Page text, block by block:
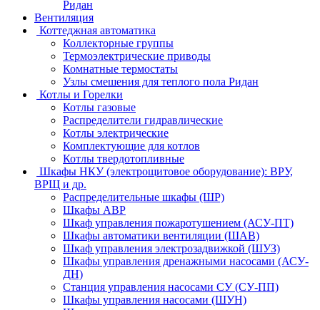
Ридан
Вентиляция
Коттеджная автоматика
Коллекторные группы
Термоэлектрические приводы
Комнатные термостаты
Узлы смешения для теплого пола Ридан
Котлы и Горелки
Котлы газовые
Распределители гидравлические
Котлы электрические
Комплектующие для котлов
Котлы твердотопливные
Шкафы НКУ (электрощитовое оборудование): ВРУ,
ВРЩ и др.
Распределительные шкафы (ШР)
Шкафы АВР
Шкаф управления пожаротушением (АСУ-ПТ)
Шкафы автоматики вентиляции (ШАВ)
Шкаф управления электрозадвижкой (ШУЗ)
Шкафы управления дренажными насосами (АСУ-
ДН)
Станция управления насосами СУ (СУ-ПП)
Шкафы управления насосами (ШУН)